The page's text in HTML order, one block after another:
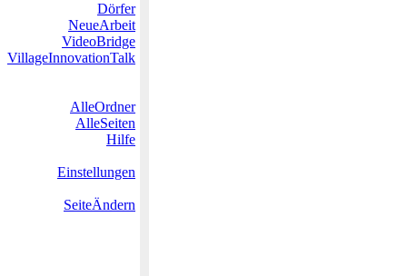
Dörfer
NeueArbeit
VideoBridge
VillageInnovationTalk
AlleOrdner
AlleSeiten
Hilfe
Einstellungen
SeiteÄndern